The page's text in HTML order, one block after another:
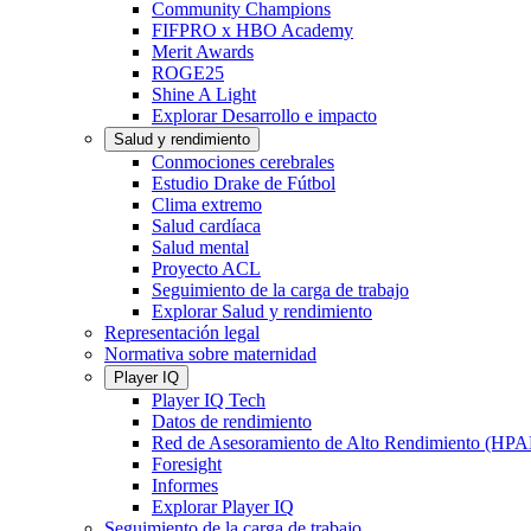
Community Champions
FIFPRO x HBO Academy
Merit Awards
ROGE25
Shine A Light
Explorar Desarrollo e impacto
Salud y rendimiento
Conmociones cerebrales
Estudio Drake de Fútbol
Clima extremo
Salud cardíaca
Salud mental
Proyecto ACL
Seguimiento de la carga de trabajo
Explorar Salud y rendimiento
Representación legal
Normativa sobre maternidad
Player IQ
Player IQ Tech
Datos de rendimiento
Red de Asesoramiento de Alto Rendimiento
Foresight
Informes
Explorar Player IQ